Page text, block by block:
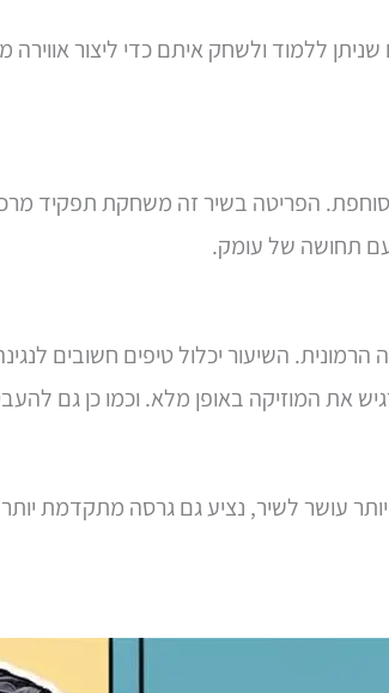
הפריטה בשיר זה משחקת תפקיד
תחושה של עומק.
השיעור יכלול טיפים חשובים
את המוזיקה באופן מלא. וכמו כן גם
עושר לשיר, נציע גם גרסה מתקדמת יותר